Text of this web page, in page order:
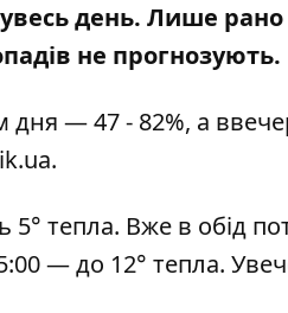
день. Лише рано
не прогнозують.
дня — 47 - 82%, а
.
тепла. Вже в обід
— до 12° тепла.